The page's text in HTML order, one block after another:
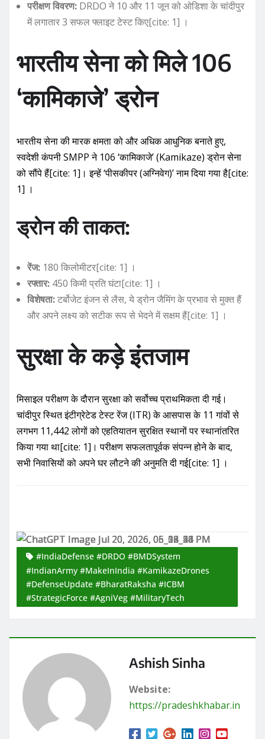
परीक्षण विवरण: DRDO ने 10 और 11 जून को ओडिशा के चांदीपुर
में लगातार 3 सफल फ्लाइट टेस्ट किए[cite: 1] ।
भारतीय सेना को मिले 106
‘कामिकाजे’ ड्रोन
भारतीय सेना की मारक क्षमता को और अधिक आधुनिक बनाते हुए,
स्वदेशी कंपनी SMPP ने 106 ‘कामिकाजे’ (Kamikaze) ड्रोन सेना
को सौंपे हैं[cite: 1]। इन्हें ‘पीसकीपर (अग्निवेग)’ नाम दिया गया है[cite:
1] ।
ड्रोन की ताकत:
रेंज: 180 किलोमीटर[cite: 1] ।
रफ्तार: 450 किमी प्रति घंटा[cite: 1] ।
विशेषता:टर्बोजेट इंजन से लैस, ये ड्रोन जैमिंग के प्रभाव से मुक्त हैं
और अपने लक्ष्य को सटीक रूप से भेदने में सक्षम हैं[cite: 1] ।
सुरक्षा के कड़े इंतजाम
मिसाइल परीक्षण के दौरान सुरक्षा को सर्वोच्च प्राथमिकता दी गई।
चांदीपुर स्थित इंटीग्रेटेड टेस्ट रेंज (ITR) के आसपास के 11 गांवों से
लगभग 11,442 लोगों को एहतियातन सुरक्षित स्थानों पर स्थानांतरित
किया गया था[cite: 1]। परीक्षण सफलतापूर्वक संपन्न होने के बाद,
सभी निवासियों को अपने घर लौटने की अनुमति दी गई[cite: 1] ।
#IndiaDefense #DRDO #BMDSystem
#IndianArmy #MakeInIndia #KamikazeDrones
#DefenseUpdate #BharatRaksha #ICBM
#StrategicForce #AgniVeg #MilitaryTech
Ashish Sinha
Website:
https://pradeshkhabar.in